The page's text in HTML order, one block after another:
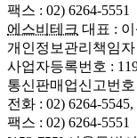
팩스 : 02) 6264-5551
에스비테크 대표 : 이
개인정보관리책임자
사업자등록번호 :
통신판매업신고번
전화 : 02) 6264-5545,
팩스 : 02) 6264-5551